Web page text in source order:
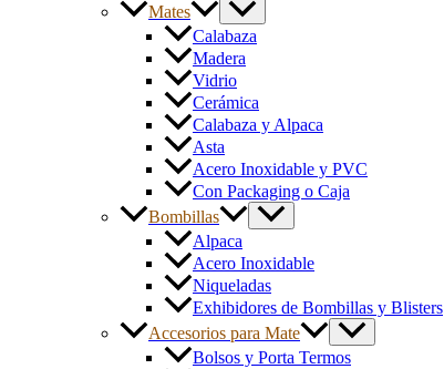
Mates
Calabaza
Madera
Vidrio
Cerámica
Calabaza y Alpaca
Asta
Acero Inoxidable y PVC
Con Packaging o Caja
Bombillas
Alpaca
Acero Inoxidable
Niqueladas
Exhibidores de Bombillas y Blisters
Accesorios para Mate
Bolsos y Porta Termos